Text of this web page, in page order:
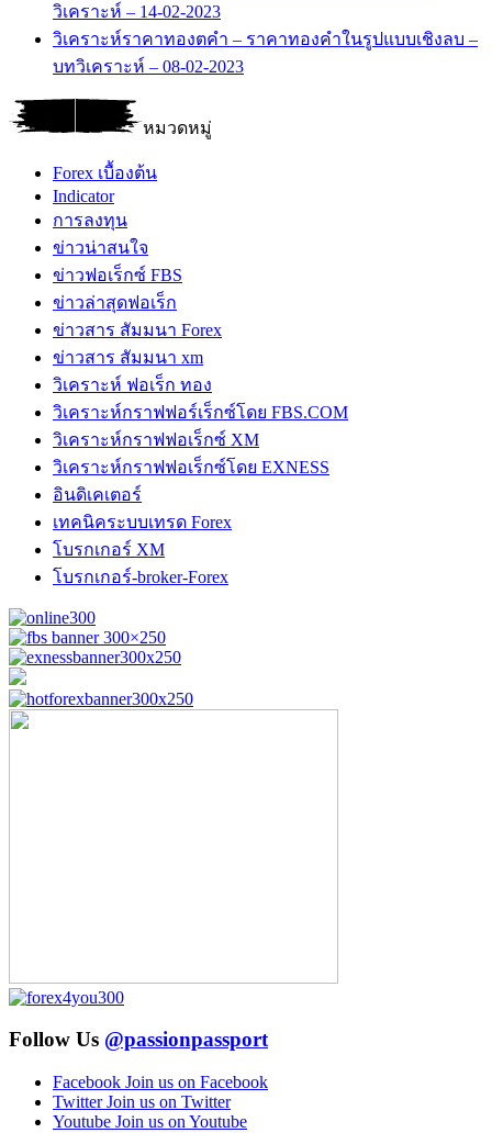
วิเคราะห์ – 14-02-2023
วิเคราะห์ราคาทองตคำ – ราคาทองคำในรูปแบบเชิงลบ –
บทวิเคราะห์ – 08-02-2023
หมวดหมู่
Forex เบื้องต้น
Indicator
การลงทุน
ข่าวน่าสนใจ
ข่าวฟอเร็กซ์ FBS
ข่าวล่าสุดฟอเร็ก
ข่าวสาร สัมมนา Forex
ข่าวสาร สัมมนา xm
วิเคราะห์ ฟอเร็ก ทอง
วิเคราะห์กราฟฟอร์เร็กซ์โดย FBS.COM
วิเคราะห์กราฟฟอเร็กซ์ XM
วิเคราะห์กราฟฟอเร็กซ์โดย EXNESS
อินดิเคเตอร์
เทคนิคระบบเทรด Forex
โบรกเกอร์ XM
โบรกเกอร์-broker-Forex
Follow Us @passionpassport
Facebook Join us on Facebook
Twitter Join us on Twitter
Youtube Join us on Youtube